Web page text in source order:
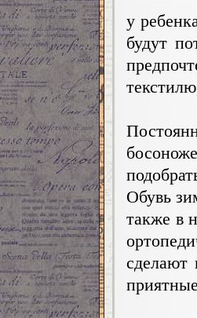
у
будут
Обувь
также в
сделают